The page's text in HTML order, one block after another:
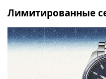
Лимитированные